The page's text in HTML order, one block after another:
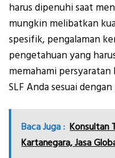
harus dipenuhi saat
mungkin melibatkan
spesifik, pengalaman
pengetahuan yang
memahami
SLF Anda sesuai
Baca Juga : Konsultan
Kartanegara, Jasa